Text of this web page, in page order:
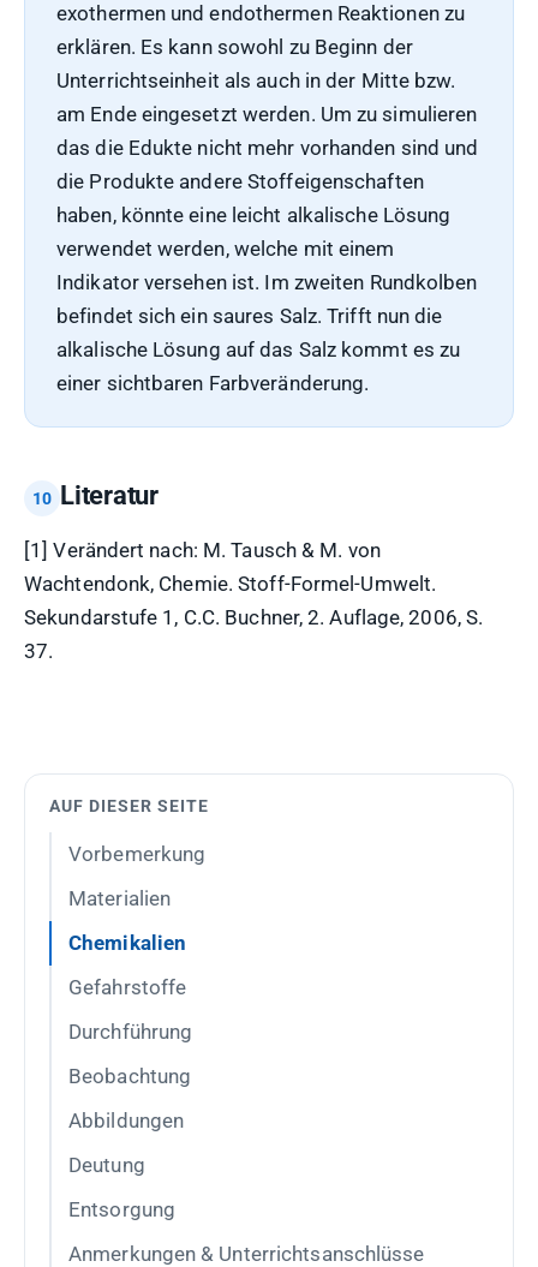
exothermen und endothermen Reaktionen zu
erklären. Es kann sowohl zu Beginn der
Unterrichtseinheit als auch in der Mitte bzw.
am Ende eingesetzt werden. Um zu simulieren
das die Edukte nicht mehr vorhanden sind und
die Produkte andere Stoffeigenschaften
haben, könnte eine leicht alkalische Lösung
verwendet werden, welche mit einem
Indikator versehen ist. Im zweiten Rundkolben
befindet sich ein saures Salz. Trifft nun die
alkalische Lösung auf das Salz kommt es zu
einer sichtbaren Farbveränderung.
Literatur
[1] Verändert nach: M. Tausch & M. von
Wachtendonk, Chemie. Stoff-Formel-Umwelt.
Sekundarstufe 1, C.C. Buchner, 2. Auflage, 2006, S.
37.
AUF DIESER SEITE
Vorbemerkung
Materialien
Chemikalien
Gefahrstoffe
Durchführung
Beobachtung
Abbildungen
Deutung
Entsorgung
Anmerkungen & Unterrichtsanschlüsse